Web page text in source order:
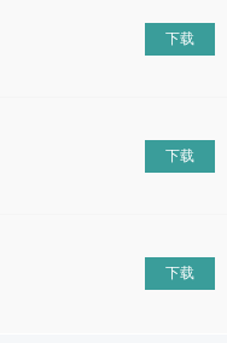
下载
下载
下载